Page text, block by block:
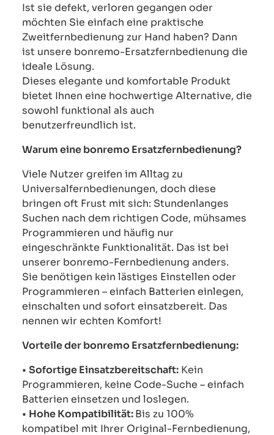
Ist sie defekt, verloren gegangen oder
möchten Sie einfach eine praktische
Zweitfernbedienung zur Hand haben? Dann
ist unsere bonremo-Ersatzfernbedienung die
ideale Lösung.
Dieses elegante und komfortable Produkt
bietet Ihnen eine hochwertige Alternative, die
sowohl funktional als auch
benutzerfreundlich ist.
Warum eine bonremo Ersatzfernbedienung?
Viele Nutzer greifen im Alltag zu
Universalfernbedienungen, doch diese
bringen oft Frust mit sich: Stundenlanges
Suchen nach dem richtigen Code, mühsames
Programmieren und häufig nur
eingeschränkte Funktionalität. Das ist bei
unserer bonremo-Fernbedienung anders.
Sie benötigen kein lästiges Einstellen oder
Programmieren – einfach Batterien einlegen,
einschalten und sofort einsatzbereit. Das
nennen wir echten Komfort!
Vorteile der bonremo Ersatzfernbedienung:
• Sofortige Einsatzbereitschaft: Kein
Programmieren, keine Code-Suche – einfach
Batterien einsetzen und loslegen.
• Hohe Kompatibilität:Bis zu 100%
kompatibel mit Ihrer Original-Fernbedienung,